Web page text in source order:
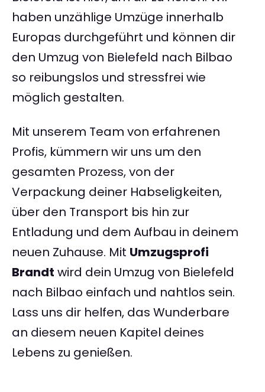
haben unzählige Umzüge innerhalb
Europas durchgeführt und können dir
den Umzug von Bielefeld nach Bilbao
so reibungslos und stressfrei wie
möglich gestalten.
Mit unserem Team von erfahrenen
Profis, kümmern wir uns um den
gesamten Prozess, von der
Verpackung deiner Habseligkeiten,
über den Transport bis hin zur
Entladung und dem Aufbau in deinem
neuen Zuhause. Mit Umzugsprofi
Brandt wird dein Umzug von Bielefeld
nach Bilbao einfach und nahtlos sein.
Lass uns dir helfen, das Wunderbare
an diesem neuen Kapitel deines
Lebens zu genießen.